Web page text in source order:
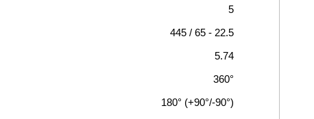
5
445 / 65 - 22.5
5.74
360°
180° (+90°/-90°)